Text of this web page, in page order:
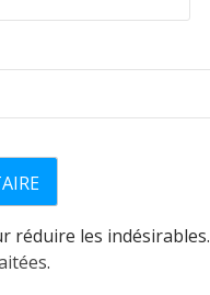
réduire les indésirables.
.